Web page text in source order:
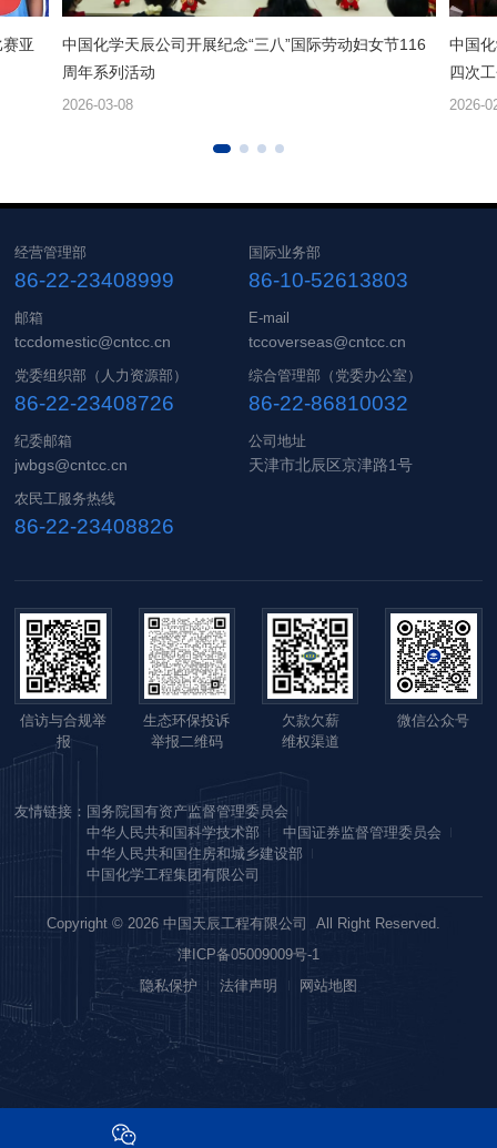
赛亚
中国化学天辰公司开展纪念“三八”国际劳动妇女节116
周年系列活动
2026-03-08
中国
四次
2026-
经营管理部
86-22-23408999
邮箱
tccdomestic@cntcc.cn
国际业务部
86-10-52613803
E-mail
tccoverseas@cntcc.cn
党委组织部（人力资源部）
86-22-23408726
纪委邮箱
jwbgs@cntcc.cn
综合管理部（党委办公室）
86-22-86810032
公司地址
天津市北辰区京津路1号
农民工服务热线
86-22-23408826
信访与合规举
报
生态环保投诉
举报二维码
欠款欠薪
维权渠道
微信公众号
友情链接： 国务院国有资产监督管理委员会
中华人民共和国科学技术部
中国证券监督管理委员会
中华人民共和国住房和城乡建设部
中国化学工程集团有限公司
Copyright © 2026 中国天辰工程有限公司 All Right Reserved.
津ICP备05009009号-1
隐私保护
法律声明 网站地图